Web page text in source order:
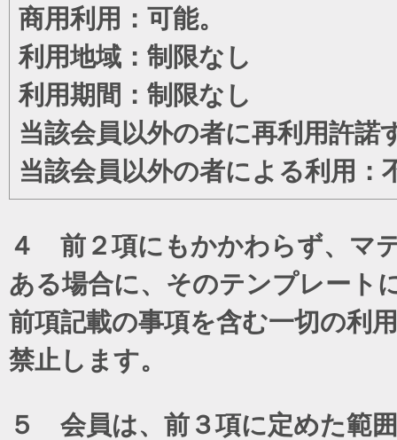
商用利用：可能。
利用地域：制限なし
利用期間：制限なし
当該会員以外の者に再利用許諾
当該会員以外の者による利用：
４ 前２項にもかかわらず、マ
ある場合に、そのテンプレート
前項記載の事項を含む一切の利
禁止します。
５ 会員は、前３項に定めた範